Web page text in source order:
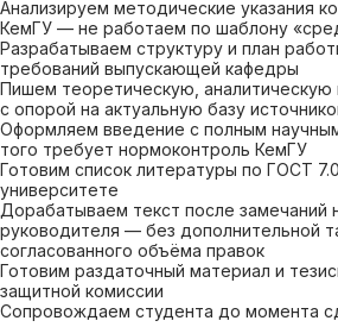
Анализируем методические указания
КемГУ — не работаем по шаблону
Разрабатываем структуру и план
требований выпускающей кафедры
Пишем теоретическую, аналитическую
с опорой на актуальную базу
Оформляем введение с полным
того требует нормоконтроль КемГУ
Готовим список литературы по ГОСТ
университете
Дорабатываем текст после замечаний
руководителя — без дополнительной
согласованного объёма правок
Готовим раздаточный материал и
защитной комиссии
Сопровождаем студента до момента